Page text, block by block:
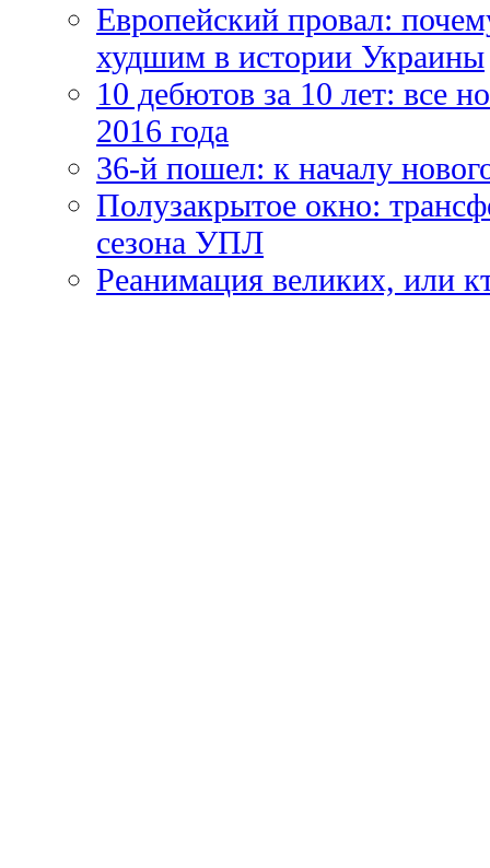
Европейский провал:
худшим в истории Украины
10 дебютов за 10 лет: все
2016 года
36-й пошел: к началу
Полузакрытое окно:
сезона УПЛ
Реанимация великих, или